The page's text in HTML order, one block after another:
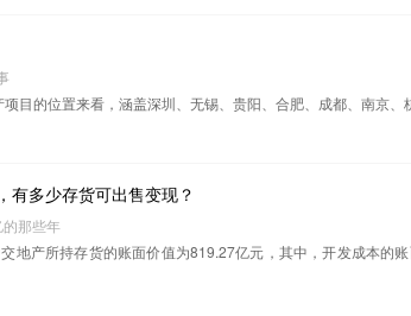
目的位置来看，涵盖深圳、无锡、贵阳、合肥、成都、南京、
有多少存货可出售变现？
那些年
地产所持存货的账面价值为819.27亿元，其中，开发成本的